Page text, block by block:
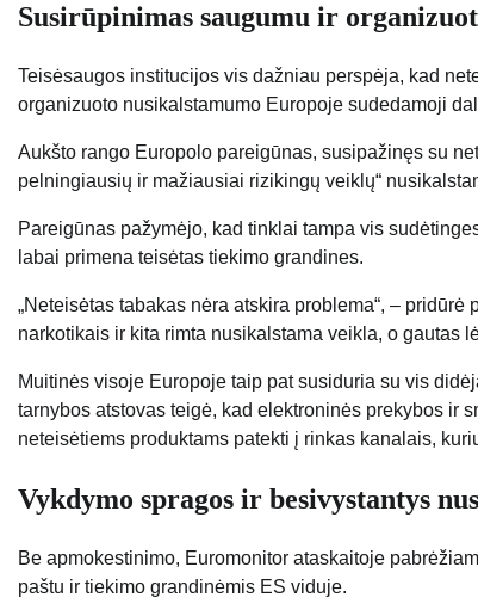
Susirūpinimas saugumu ir
Teisėsaugos institucijos vis dažniau perspėja, kad
organizuoto nusikalstamumo Europoje sudedamoji
Aukšto rango Europolo pareigūnas, susipažinęs su
pelningiausių ir mažiausiai rizikingų veiklų“
Pareigūnas pažymėjo, kad tinklai tampa vis
labai primena teisėtas tiekimo grandines.
„Neteisėtas tabakas nėra atskira problema“, –
narkotikais ir kita rimta nusikalstama veikla, o gautas
Muitinės visoje Europoje taip pat susiduria su vis
tarnybos atstovas teigė, kad elektroninės prekybos ir
neteisėtiems produktams patekti į rinkas kanalais,
Vykdymo spragos ir besivystantys
Be apmokestinimo, Euromonitor ataskaitoje
paštu ir tiekimo grandinėmis ES viduje.